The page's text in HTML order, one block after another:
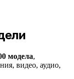
модела,
видео, аудио,